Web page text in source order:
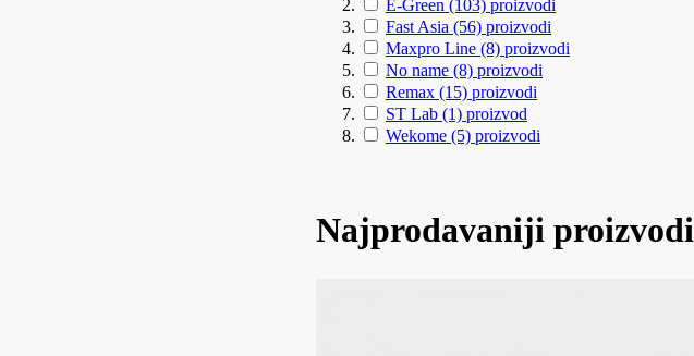
E-Green (103) proizvodi
Fast Asia (56) proizvodi
Maxpro Line (8) proizvodi
No name (8) proizvodi
Remax (15) proizvodi
ST Lab (1) proizvod
Wekome (5) proizvodi
Najprodavaniji proizvodi